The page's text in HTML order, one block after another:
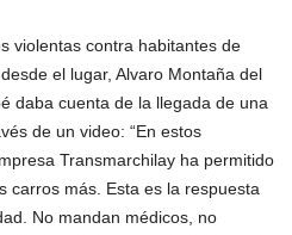
violentas contra habitantes de
el lugar, Alvaro Montaña del
daba cuenta de la llegada de una
de un video: “En estos
Transmarchilay ha permitido
carros más. Esta es la respuesta
No mandan médicos, no